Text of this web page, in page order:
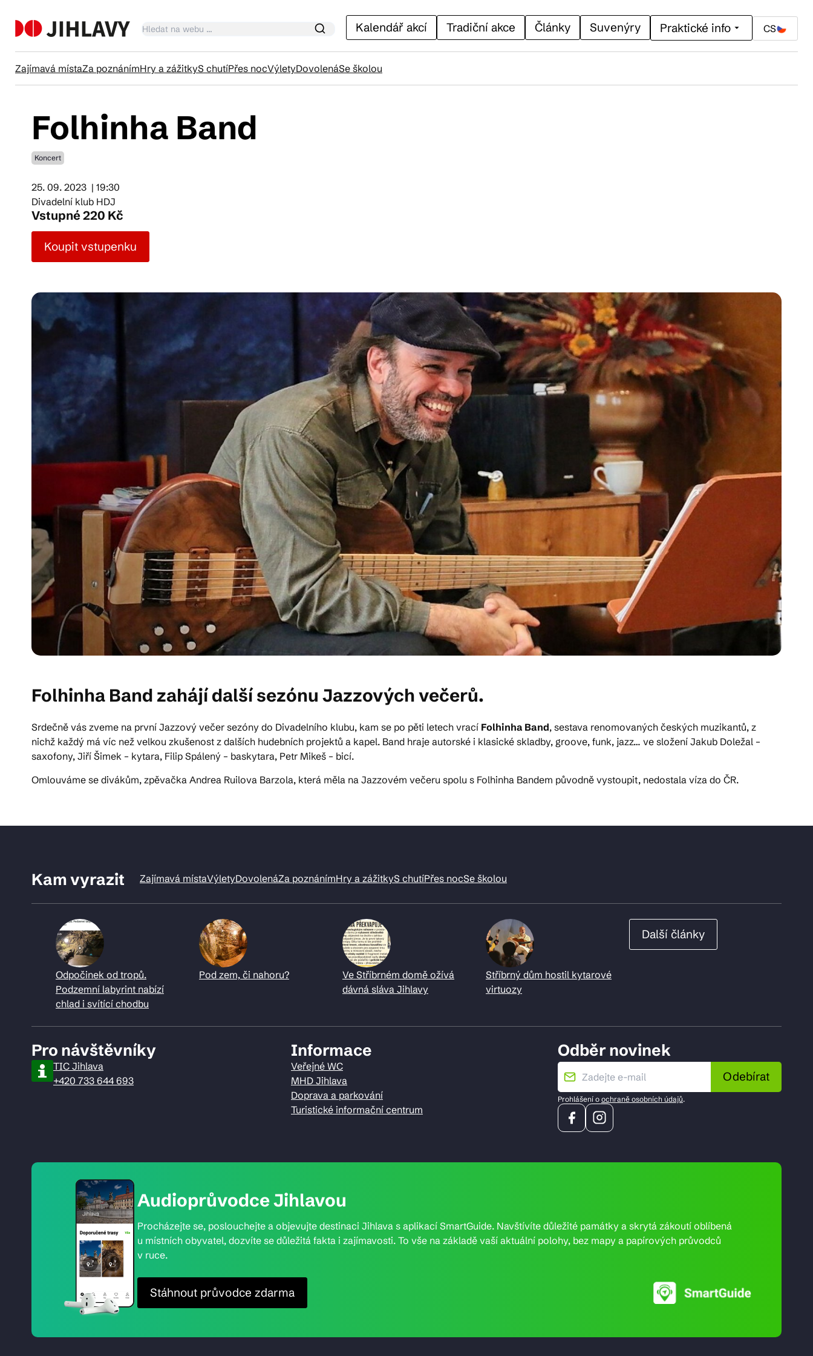
Kalendář akcí Tradiční akce Články Suvenýry Praktické info CS
Zajímavá místaZa poznánímHry a zážitkyS chutíPřes nocVýletyDovolenáSe školou
Kam vyrazit
CS EN DE
© 2026 Brána Jihlavy
Folhinha Band
Koncert
25. 09. 2023 | 19:30
Divadelní klub HDJ
Vstupné 220 Kč
Koupit vstupenku
Folhinha Band zahájí další sezónu Jazzových večerů.
Srdečně vás zveme na první Jazzový večer sezóny do Divadelního klubu, kam se po pěti letech vrací Folhinha Band, sestava renomovaných českých muzikantů, z
nichž každý má víc než velkou zkušenost z dalších hudebních projektů a kapel. Band hraje autorské i klasické skladby, groove, funk, jazz… ve složení Jakub Doležal –
saxofony, Jiří Šimek – kytara, Filip Spálený – baskytara, Petr Mikeš – bicí.
Omlouváme se divákům, zpěvačka Andrea Ruilova Barzola, která měla na Jazzovém večeru spolu s Folhinha Bandem původně vystoupit, nedostala víza do ČR.
Kam vyrazit Zajímavá místaVýletyDovolenáZa poznánímHry a zážitkyS chutíPřes nocSe školou
Odpočinek od tropů.
Podzemní labyrint nabízí
chlad i svítící chodbu
Pod zem, či nahoru?
Ve Stříbrném domě ožívá
dávná sláva Jihlavy
Stříbrný dům hostil kytarové
virtuozy
Další články
Pro návštěvníky
TIC Jihlava
+420 733 644 693
Informace
Veřejné WC
MHD Jihlava
Doprava a parkování
Turistické informační centrum
Odběr novinek
Odebírat
Prohlášení o ochraně osobních údajů.
Audioprůvodce Jihlavou
Procházejte se, poslouchejte a objevujte destinaci Jihlava s aplikací SmartGuide. Navštívíte důležité památky a skrytá zákoutí oblíbená
u místních obyvatel, dozvíte se důležitá fakta i zajímavosti. To vše na základě vaší aktuální polohy, bez mapy a papírových průvodců
v ruce.
Stáhnout průvodce zdarma